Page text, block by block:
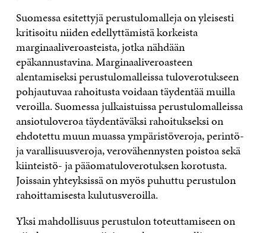
Suomessa esitettyjä perustulomalleja on yleisesti
kritisoitu niiden edellyttämistä korkeista
marginaaliveroasteista, jotka nähdään
epäkannustavina. Marginaaliveroasteen
alentamiseksi perustulomalleissa tuloverotukseen
pohjautuvaa rahoitusta voidaan täydentää muilla
veroilla. Suomessa julkaistuissa perustulomalleissa
ansiotuloveroa täydentäväksi rahoitukseksi on
ehdotettu muun muassa ympäristöveroja, perintö-
ja varallisuusveroja, verovähennysten poistoa sekä
kiinteistö- ja pääomatuloverotuksen korotusta.
Joissain yhteyksissä on myös puhuttu perustulon
rahoittamisesta kulutusveroilla.
Yksi mahdollisuus perustulon toteuttamiseen on